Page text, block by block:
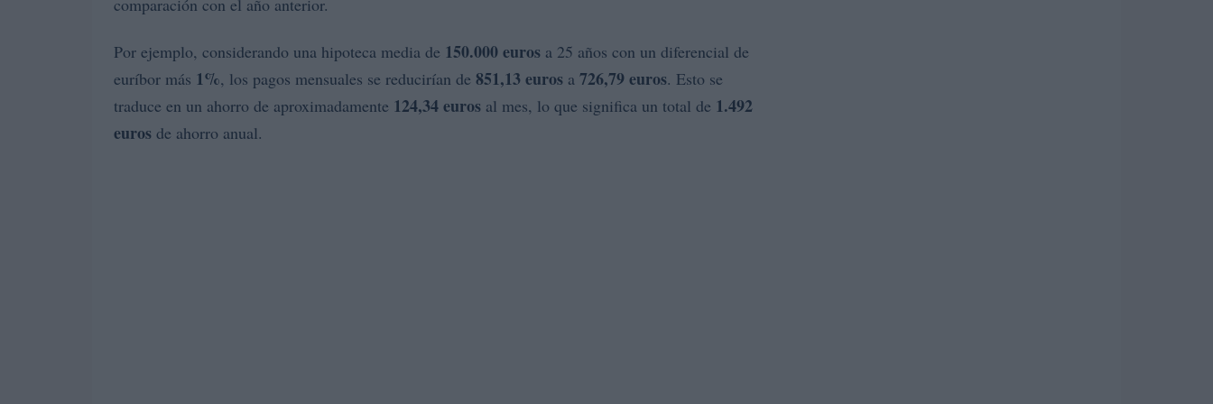
comparación con el año anterior.
Por ejemplo, considerando una hipoteca media de 150.000 euros a 25 años con un diferencial de
euríbor más 1%, los pagos mensuales se reducirían de 851,13 euros a 726,79 euros. Esto se
traduce en un ahorro de aproximadamente 124,34 euros al mes, lo que significa un total de 1.492
euros de ahorro anual.